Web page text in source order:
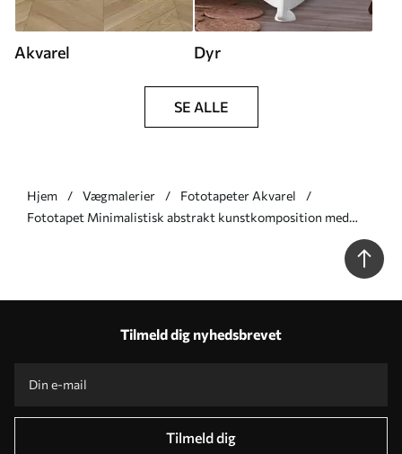
Akvarel Dyr
SE ALLE
Hjem Vægmalerier
Fototapeter Akvarel
Fototapet Minimalistisk abstrakt kunstkomposition med
dristige penselstrøg af pink, blå og hvid maling Nr. w08414v1
Tilmeld dig nyhedsbrevet
Tilmeld dig